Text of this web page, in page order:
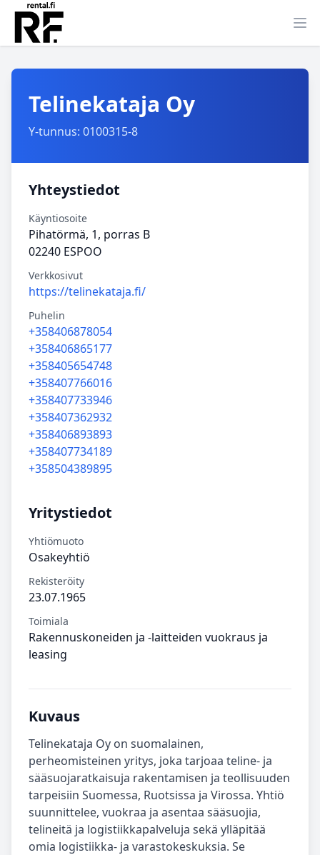
Telinekataja Oy
Y-tunnus: 0100315-8
Yhteystiedot
Käyntiosoite
Pihatörmä, 1, porras B
02240 ESPOO
Verkkosivut
https://telinekataja.fi/
Puhelin
+358406878054
+358406865177
+358405654748
+358407766016
+358407733946
+358407362932
+358406893893
+358407734189
+358504389895
Yritystiedot
Yhtiömuoto
Osakeyhtiö
Rekisteröity
23.07.1965
Toimiala
Rakennuskoneiden ja -laitteiden vuokraus ja
leasing
Kuvaus
Telinekataja Oy on suomalainen,
perheomisteinen yritys, joka tarjoaa teline- ja
sääsuojaratkaisuja rakentamisen ja teollisuuden
tarpeisiin Suomessa, Ruotsissa ja Virossa. Yhtiö
suunnittelee, vuokraa ja asentaa sääsuojia,
telineitä ja logistiikkapalveluja sekä ylläpitää
omia logistiikka- ja varastokeskuksia. Se